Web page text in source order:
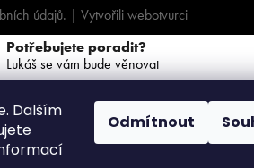
Dalším
Odmítnout
údajů. | Vytvořiliwebotvurci
Potřebujete poradit?
Lukáš se vám bude věnovat
(PO-PÁ: 8:00 - 16:00)